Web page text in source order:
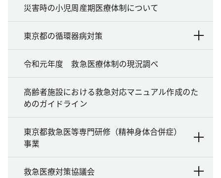
災害時の小児周産期医療体制について
東京都の循環器病対策
令和元年度 救急医療体制の現況調べ
高齢者施設における救急対応マニュアル作成のた
めのガイドライン
東京都救急医等専門研修（精神身体合併症）
事業
救急医療対策協議会